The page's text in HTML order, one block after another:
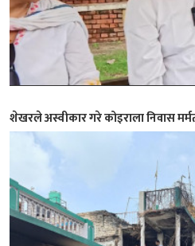
शेखरले अस्वीकार गरे कोइराला निवास